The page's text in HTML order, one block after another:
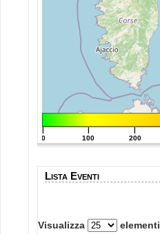
|
0
|
100
|
200
Lista Eventi
Visualizza
elementi